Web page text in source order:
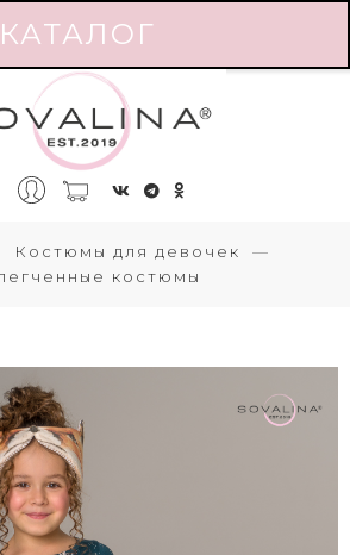
КАТАЛОГ
Костюмы для девочек
костюмы